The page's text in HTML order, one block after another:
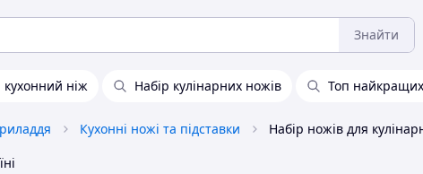
Знайти
ніж Набір кулінарних ножів Топ
Кухонні ножі та підставки